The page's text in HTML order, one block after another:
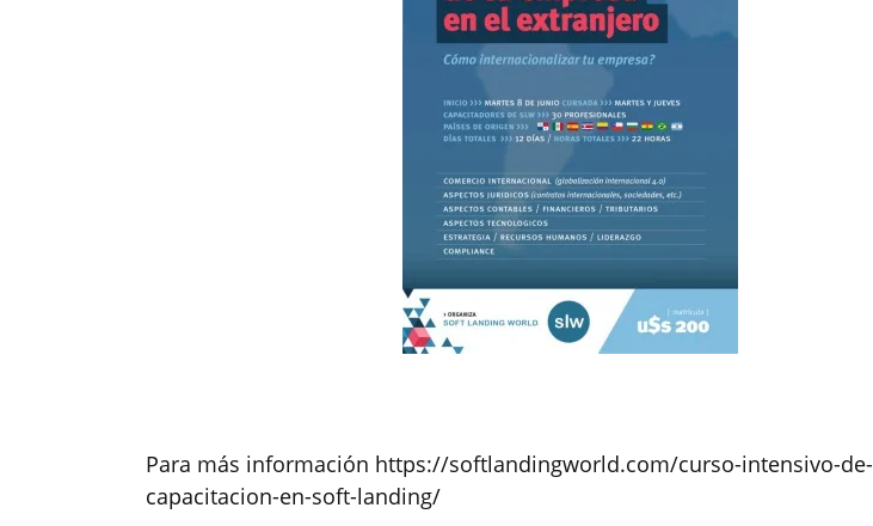
Para más información https://softlandingworld.com/curso-intensivo-de-
capacitacion-en-soft-landing/